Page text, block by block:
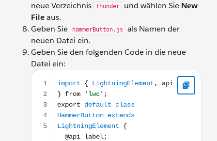
neue Verzeichnis
thunder und wählen Sie New
Fileaus.
Geben Sie
hammerButton.js
als Namen der
neuen Datei ein.
Geben Sie den folgenden Code in die neue
Datei ein:
import { LightningElement, api } from 'lwc'; export